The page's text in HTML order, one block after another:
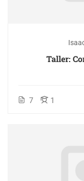
Taller:
7 1